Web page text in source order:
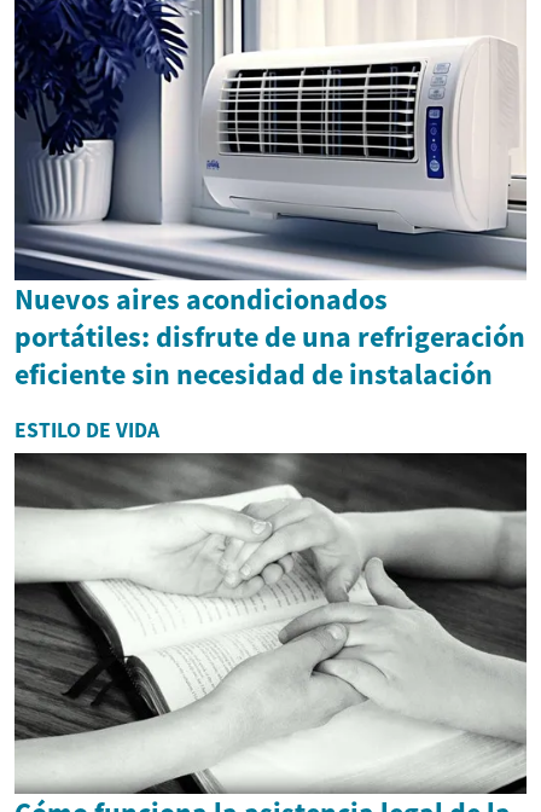
Nuevos aires acondicionados
portátiles: disfrute de una refrigeración
eficiente sin necesidad de instalación
ESTILO DE VIDA